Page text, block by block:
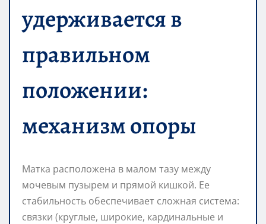
удерживается в
правильном
положении:
механизм опоры
Матка расположена в малом тазу между
мочевым пузырем и прямой кишкой. Ее
стабильность обеспечивает сложная система:
связки (круглые, широкие, кардинальные и